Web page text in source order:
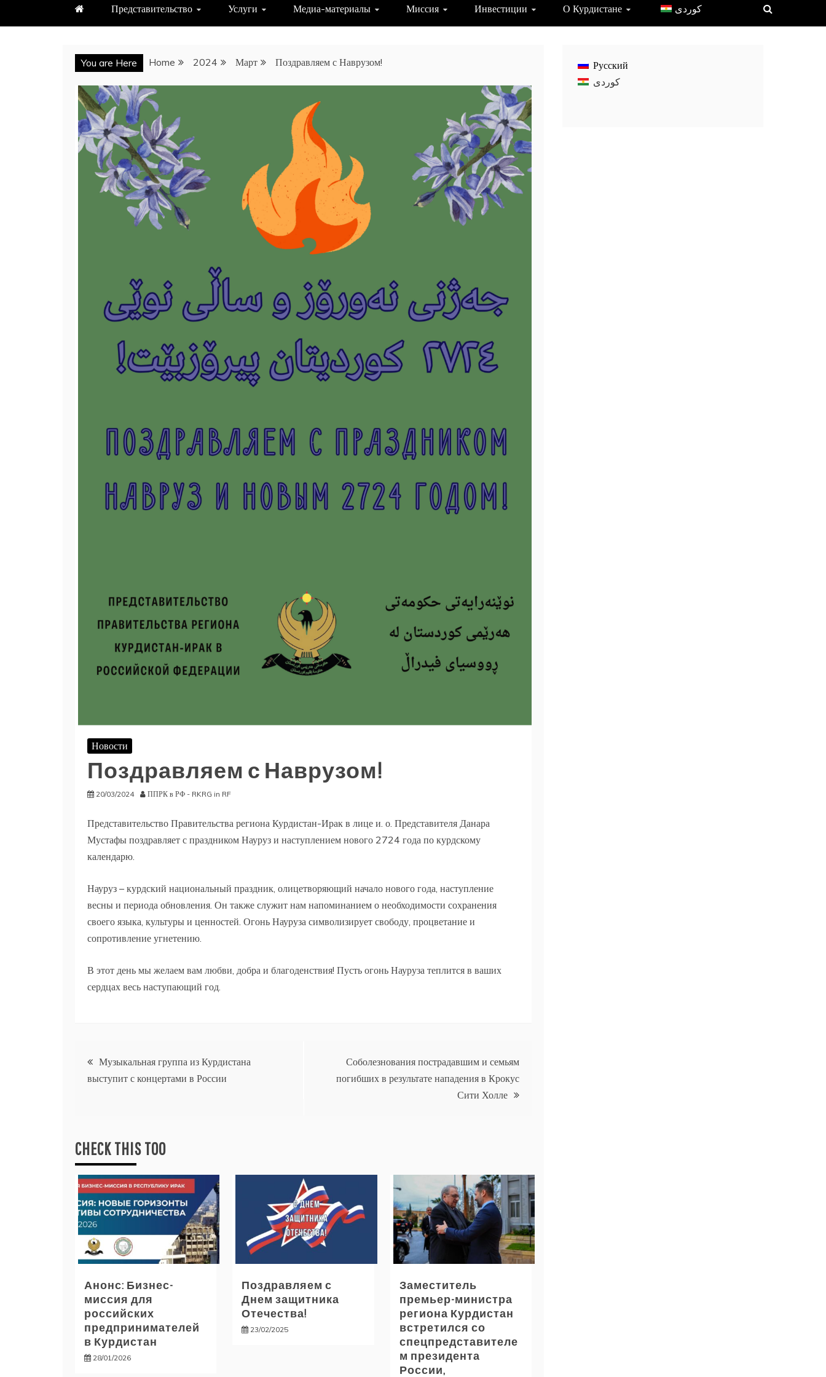
Представительство Услуги Медиа-материалы Миссия Инвестиции О Курдистане
You are Here Home 2024 Март Поздравляем с Наврузом!
Новости
Поздравляем с Наврузом!
20/03/2024 ППРК в РФ - RKRG in RF
Представительство Правительства региона Курдистан-Ирак в лице и. о. Представителя Данара
Мустафы поздравляет с праздником Науруз и наступлением нового 2724 года по курдскому
календарю.
Науруз – курдский национальный праздник, олицетворяющий начало нового года, наступление
весны и периода обновления. Он также служит нам напоминанием о необходимости сохранения
своего языка, культуры и ценностей. Огонь Науруза символизирует свободу, процветание и
сопротивление угнетению.
В этот день мы желаем вам любви, добра и благоденствия! Пусть огонь Науруза теплится в ваших
сердцах весь наступающий год.
Навигация
Музыкальная группа из Курдистана
выступит с концертами в России
Соболезнования пострадавшим и семьям
погибших в результате нападения в Крокус
Сити Холле
CHECK THIS TOO
Анонс: Бизнес-
миссия для
российских
предпринимателей
в Курдистан
28/01/2026
Поздравляем с
Днем защитника
Отечества!
23/02/2025
Заместитель
премьер-министра
региона Курдистан
встретился со
спецпредставителе
м президента
России,
Русский